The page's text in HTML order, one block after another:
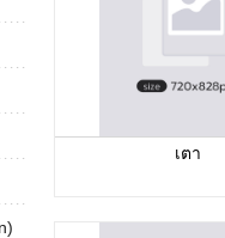
เตา